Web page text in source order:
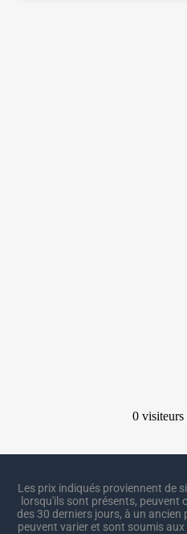
Les prix indiqués proviennent de
lorsqu'ils sont présents, peuvent
des 30 derniers jours, à un ancien
peuvent varier et sont soumis